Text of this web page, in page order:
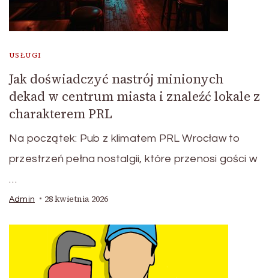
USŁUGI
Jak doświadczyć nastrój minionych
dekad w centrum miasta i znaleźć lokale z
charakterem PRL
Na początek: Pub z klimatem PRL Wrocław to
przestrzeń pełna nostalgii, które przenosi gości w
…
Admin 28 kwietnia 2026